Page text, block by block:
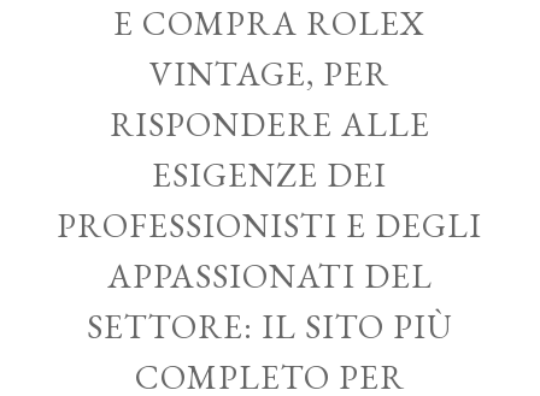
E COMPRA ROLEX
VINTAGE, PER
RISPONDERE ALLE
ESIGENZE DEI
PROFESSIONISTI E DEGLI
APPASSIONATI DEL
SETTORE: IL SITO PIÙ
COMPLETO PER